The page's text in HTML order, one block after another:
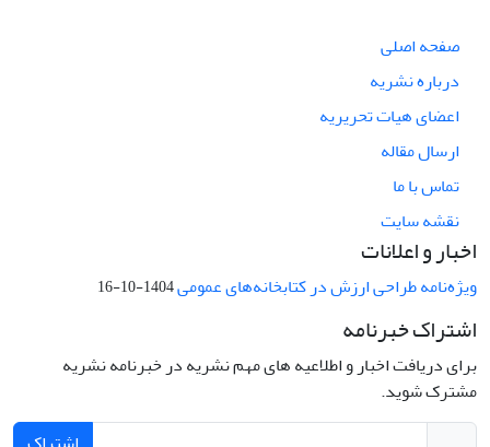
صفحه اصلی
درباره نشریه
اعضای هیات تحریریه
ارسال مقاله
تماس با ما
نقشه سایت
اخبار و اعلانات
ویژه‌نامه طراحی ارزش در کتابخانه‌های عمومی1404-10-16
اشتراک خبرنامه
برای دریافت اخبار و اطلاعیه های مهم نشریه در خبرنامه نشریه
مشترک شوید.